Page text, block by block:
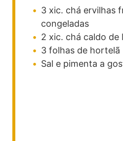
3 xic. chá ervilhas
congeladas
2 xic. chá caldo de
3 folhas de hortelã
Sal e pimenta a